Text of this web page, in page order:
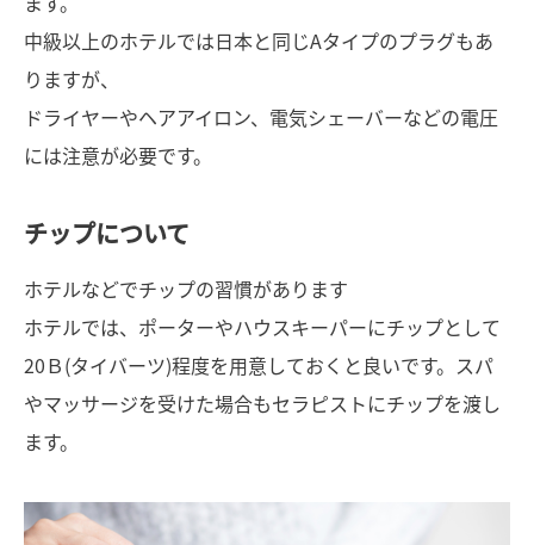
中級以上のホテルでは日本と同じAタイプのプラグもあ
りますが、
ドライヤーやヘアアイロン、電気シェーバーなどの電圧
には注意が必要です。
チップについて
ホテルなどでチップの習慣があります
ホテルでは、ポーターやハウスキーパーにチップとして
20Ｂ(タイバーツ)程度を用意しておくと良いです。スパ
やマッサージを受けた場合もセラピストにチップを渡し
ます。